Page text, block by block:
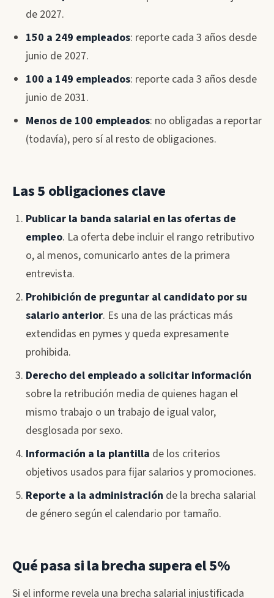
de 2027.
150 a 249 empleados: reporte cada 3 años desde
junio de 2027.
100 a 149 empleados: reporte cada 3 años desde
junio de 2031.
Menos de 100 empleados: no obligadas a reportar
(todavía), pero sí al resto de obligaciones.
Las 5 obligaciones clave
Publicar la banda salarial en las ofertas de
empleo. La oferta debe incluir el rango retributivo
o, al menos, comunicarlo antes de la primera
entrevista.
Prohibición de preguntar al candidato por su
salario anterior. Es una de las prácticas más
extendidas en pymes y queda expresamente
prohibida.
Derecho del empleado a solicitar información
sobre la retribución media de quienes hagan el
mismo trabajo o un trabajo de igual valor,
desglosada por sexo.
Información a la plantilla de los criterios
objetivos usados para fijar salarios y promociones.
Reporte a la administración de la brecha salarial
de género según el calendario por tamaño.
Qué pasa si la brecha supera el 5%
Si el informe revela una brecha salarial injustificada